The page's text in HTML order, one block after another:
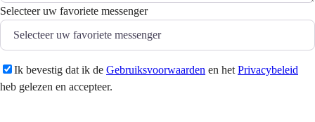
Selecteer uw favoriete messenger
Ik bevestig dat ik de Gebruiksvoorwaarden en hetPrivacybeleid
heb gelezen en accepteer.